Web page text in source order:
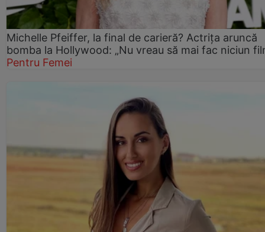
Michelle Pfeiffer, la final de carieră? Actrița aruncă
bomba la Hollywood: „Nu vreau să mai fac niciun
Pentru Femei